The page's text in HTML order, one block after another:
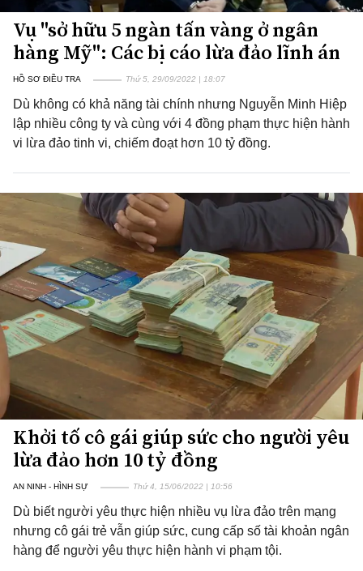
Vụ "sở hữu 5 ngàn tấn vàng ở ngân
hàng Mỹ": Các bị cáo lừa đảo lĩnh án
HỒ SƠ ĐIỀU TRA Thứ 5, 29/09/2022 | 18:07
Dù không có khả năng tài chính nhưng Nguyễn Minh Hiệp
lập nhiều công ty và cùng với 4 đồng phạm thực hiện hành
vi lừa đảo tinh vi, chiếm đoạt hơn 10 tỷ đồng.
Khởi tố cô gái giúp sức cho người yêu
lừa đảo hơn 10 tỷ đồng
AN NINH - HÌNH SỰ Thứ 4, 15/06/2022 | 10:56
Dù biết người yêu thực hiện nhiều vụ lừa đảo trên mạng
nhưng cô gái trẻ vẫn giúp sức, cung cấp số tài khoản ngân
hàng để người yêu thực hiện hành vi phạm tội.